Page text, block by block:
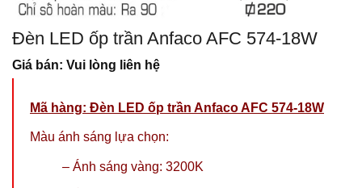
Đèn LED ốp trần Anfaco AFC 574-18W
Giá bán: Vui lòng liên hệ
Mã hàng: Đèn LED ốp trần Anfaco AFC 574-18W
Màu ánh sáng lựa chọn:
– Ánh sáng vàng: 3200K